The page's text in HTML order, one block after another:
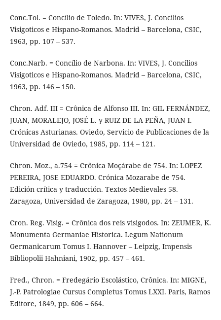
Conc.Tol. = Concílio de Toledo. In: VIVES, J. Concilios
Visigoticos e Hispano-Romanos. Madrid – Barcelona, CSIC,
1963, pp. 107 – 537.
Conc.Narb. = Concílio de Narbona. In: VIVES, J. Concilios
Visigoticos e Hispano-Romanos. Madrid – Barcelona, CSIC,
1963, pp. 146 – 150.
Chron. Adf. III = Crônica de Alfonso III. In: GIL FERNÁNDEZ,
JUAN, MORALEJO, JOSÉ L. y RUIZ DE LA PEÑA, JUAN I.
Crónicas Asturianas. Oviedo, Servicio de Publicaciones de la
Universidad de Oviedo, 1985, pp. 114 – 121.
Chron. Moz., a.754 = Crônica Moçárabe de 754. In: LOPEZ
PEREIRA, JOSE EDUARDO. Crónica Mozarabe de 754.
Edición crítica y traducción. Textos Medievales 58.
Zaragoza, Universidad de Zaragoza, 1980, pp. 24 – 131.
Cron. Reg. Visig. = Crônica dos reis visigodos. In: ZEUMER, K.
Monumenta Germaniae Historica. Legum Nationum
Germanicarum Tomus I. Hannover – Leipzig, Impensis
Bibliopolii Hahniani, 1902, pp. 457 – 461.
Fred., Chron. = Fredegário Escolástico, Crônica. In: MIGNE,
J.-P. Patrologiae Cursus Completus Tomus LXXI. Paris, Ramos
Editore, 1849, pp. 606 – 664.